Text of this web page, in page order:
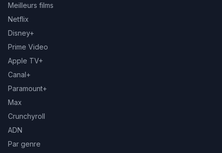
Meilleurs films
Netflix
Disney+
Prime Video
Apple TV+
Canal+
Paramount+
Max
Crunchyroll
ADN
Par genre